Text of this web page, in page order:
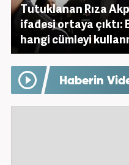
Tutuklanan Rıza
ifadesi ortaya çıktı:
hangi cümleyi
Haberin